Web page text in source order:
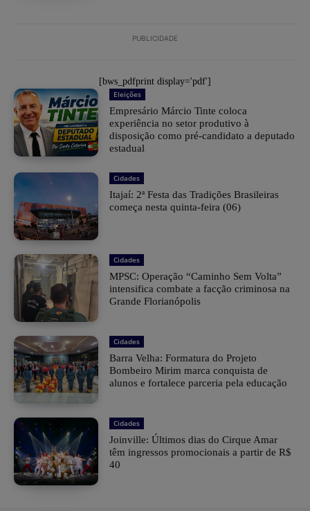
PUBLICIDADE
[bws_pdfprint display='pdf']
Eleições
Empresário Márcio Tinte coloca
experiência no setor produtivo à
disposição como pré-candidato a deputado
estadual
Cidades
​Itajaí: 2ª Festa das Tradições Brasileiras
começa nesta quinta-feira (06)
Cidades
MPSC: Operação “Caminho Sem Volta”
intensifica combate a facção criminosa na
Grande Florianópolis
Cidades
Barra Velha: Formatura do Projeto
Bombeiro Mirim marca conquista de
alunos e fortalece parceria pela educação
Cidades
Joinville: Últimos dias do Cirque Amar
têm ingressos promocionais a partir de R$
40